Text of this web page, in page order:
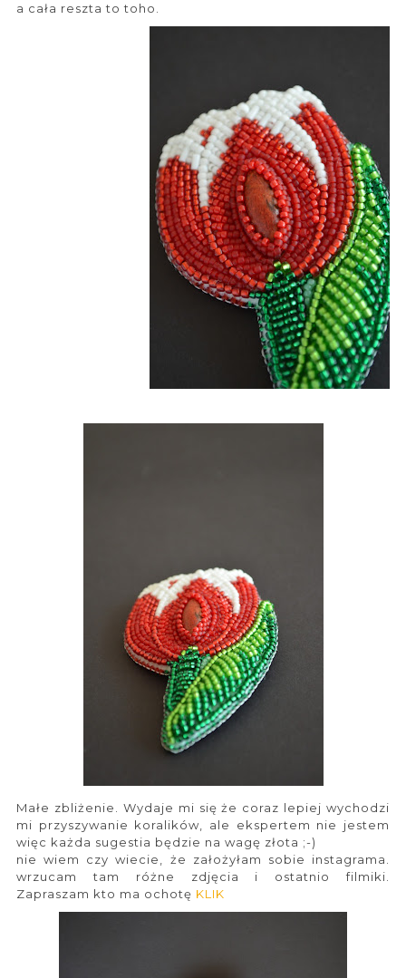
a cała reszta to toho.
Małe zbliżenie. Wydaje mi się że coraz lepiej wychodzi
mi przyszywanie koralików, ale ekspertem nie jestem
więc każda sugestia będzie na wagę złota ;-)
nie wiem czy wiecie, że założyłam sobie instagrama.
wrzucam tam różne zdjęcia i ostatnio filmiki.
Zapraszam kto ma ochotę KLIK